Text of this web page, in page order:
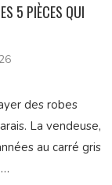
5 PIÈCES QUI
des robes
La vendeuse,
au carré gris